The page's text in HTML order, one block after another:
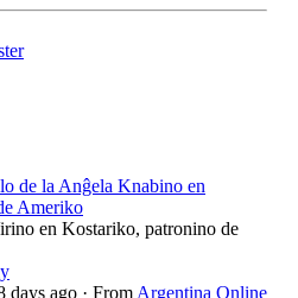
de la Anĝela Knabino en
Ameriko
en Kostariko, patronino de
days ago · From Argentina Online